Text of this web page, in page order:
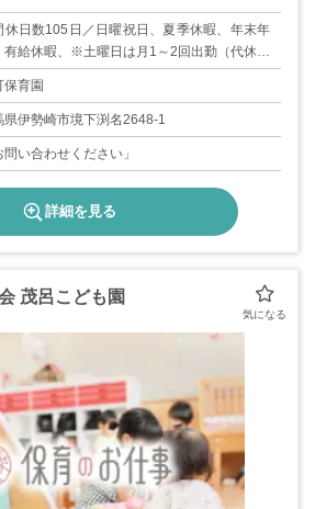
休日数105日／日曜祝日、夏季休暇、年末年
有給休暇、※土曜日は月1～2回出勤（代休あ
、育児休業取得実績あり
保育園
県伊勢崎市境下渕名2648-1
問い合わせください」
詳細を見る
茂呂こども園